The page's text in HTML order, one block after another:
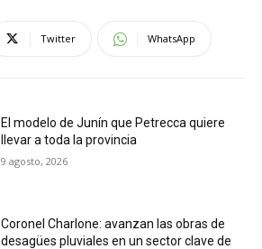
Twitter WhatsApp
El modelo de Junín que Petrecca quiere
llevar a toda la provincia
9 agosto, 2026
Coronel Charlone: avanzan las obras de
desagües pluviales en un sector clave de